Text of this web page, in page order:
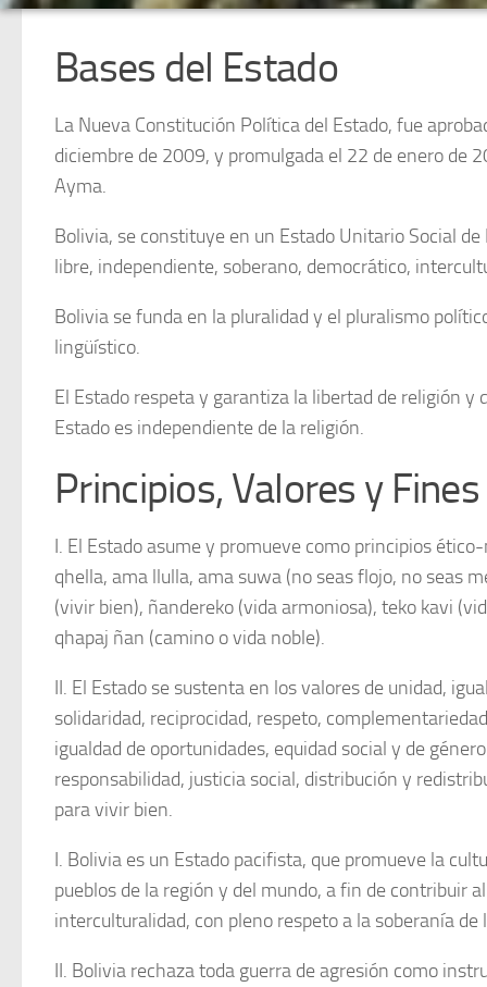
Bases del Estado
La Nueva Constitución Política del Estado, fue
diciembre de 2009, y promulgada el 22 de enero de
Ayma.
Bolivia, se constituye en un Estado Unitario Social
libre, independiente, soberano, democrático,
Bolivia se funda en la pluralidad y el pluralismo
lingüístico.
El Estado respeta y garantiza la libertad de religión y
Estado es independiente de la religión.
Principios, Valores y
I. El Estado asume y promueve como principios
qhella, ama llulla, ama suwa (no seas flojo, no seas
(vivir bien), ñandereko (vida armoniosa), teko kavi
qhapaj ñan (camino o vida noble).
II. El Estado se sustenta en los valores de unidad,
solidaridad, reciprocidad, respeto,
igualdad de oportunidades, equidad social y de
responsabilidad, justicia social, distribución y
para vivir bien.
I. Bolivia es un Estado pacifista, que promueve la
pueblos de la región y del mundo, a fin de contribuir
interculturalidad, con pleno respeto a la soberanía de
II. Bolivia rechaza toda guerra de agresión como